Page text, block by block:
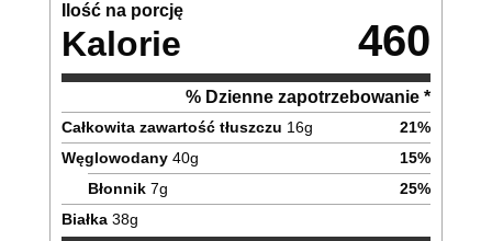
Ilość na porcję
Kalorie 460
% Dzienne zapotrzebowanie *
Całkowita zawartość tłuszczu 16g 21%
Węglowodany 40g 15%
Błonnik 7g 25%
Białka 38g